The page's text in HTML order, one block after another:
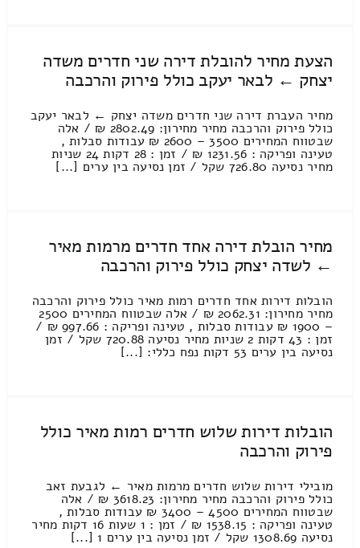
הצעת מחיר להובלת דירה שני חדרים משדה
יצחק ← לבאר יעקב כולל פירוק והרכבה
מחיר העברת דירה שני חדרים משדה יצחק ← לבאר יעקב
כולל פירוק והרכבה מחיר מחירון: 2802.49 ₪ / אלה
שבטווח המחירים 3500 – 2600 ₪ עבודות סבלות ,
טעינה ופריקה : 1231.56 ₪ / זמן : 28 דקות 24 שניות
מחיר נסיעה 726.80 שקל / זמן נסיעה בין ערים [...]
מחיר הובלת דירה אחד חדרים מרמות מאיר
← לשדה יצחק כולל פירוק והרכבה
הובלות דירות אחד חדרים רמות מאיר כולל פירוק והרכבה
מחיר מחירון: 2062.31 ₪ / אלה שבטווח המחירים 2500
– 1900 ₪ עבודות סבלות , טעינה ופריקה : 997.66 ₪ /
זמן : 43 דקות 2 שניות מחיר נסיעה 720.88 שקל / זמן
נסיעה בין ערים 53 דקות נפח כללי: [...]
הובלות דירות שלוש חדרים רמות מאיר כולל
פירוק והרכבה
מובילי דירות שלוש חדרים מרמות מאיר ← לגבעת זאב
כולל פירוק והרכבה מחיר מחירון: 3618.23 ₪ / אלה
שבטווח המחירים 4500 – 3400 ₪ עבודות סבלות ,
טעינה ופריקה : 1538.15 ₪ / זמן : 1 שעות 16 דקות מחיר
נסיעה 1308.69 שקל / זמן נסיעה בין ערים 1 [...]